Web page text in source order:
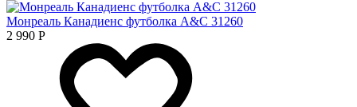
Монреаль Канадиенс футболка A&C 31260
2 990 Р